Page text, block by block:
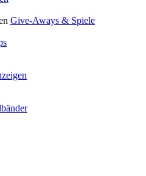
Give-Aways & Spiele